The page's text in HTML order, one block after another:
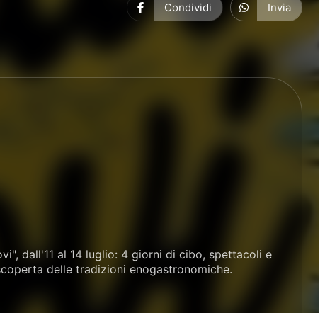
Condividi Invia
dall'11 al 14 luglio: 4 giorni di cibo, spettacoli e
delle tradizioni enogastronomiche.